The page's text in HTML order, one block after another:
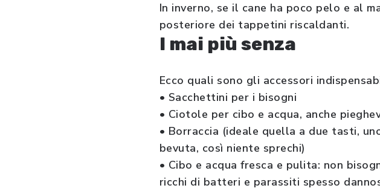
In inverno, se il cane ha poco pelo e al
posteriore dei tappetini riscaldanti.
I mai più senza
Ecco quali sono gli accessori
• Sacchettini per i bisogni
• Ciotole per cibo e acqua, anche
• Borraccia (ideale quella a due tasti,
bevuta, così niente sprechi)
• Cibo e acqua fresca e pulita: non
ricchi di batteri e parassiti spesso